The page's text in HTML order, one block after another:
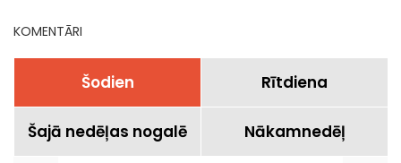
KOMENTĀRI
Šodien Rītdiena
Šajā nedēļas nogalē Nākamnedēļ